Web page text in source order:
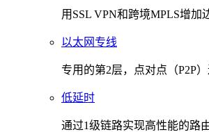
用SSL VPN和跨境MPLS增加
以太网专线
专用的第2层，点对点（P2P
低延时
通过1级链路实现高性能的路